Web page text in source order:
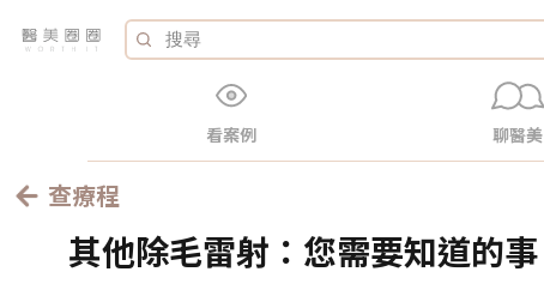
看案例 聊醫美
查療程
其他除毛雷射：您需要知道的事